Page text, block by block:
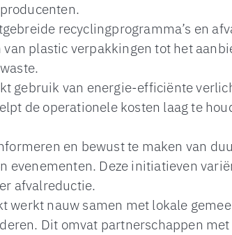
recyclingprogramma’s en
plastic verpakkingen tot het
gebruik van energie-efficiënte
de operationele kosten laag te
en bewust te maken van
evenementen. Deze initiatieven
afvalreductie.
werkt nauw samen met lokale
Dit omvat partnerschappen